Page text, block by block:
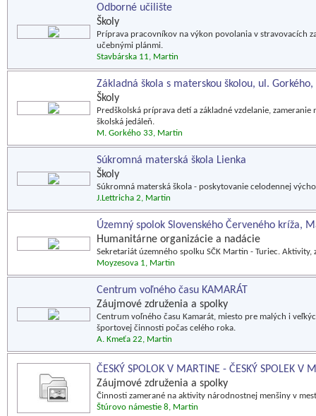
Odborné učilište
Školy
Príprava pracovníkov na výkon povolania v stravovacích
učebnými plánmi.
Stavbárska 11, Martin
Základná škola s materskou školou, ul.
Školy
Predškolská príprava detí a základné vzdelanie,
školská jedáleň.
M. Gorkého 33, Martin
Súkromná materská škola Lienka
Školy
Súkromná materská škola - poskytovanie celodennej
J.Lettricha 2, Martin
Územný spolok Slovenského Červeného kríža,
Humanitárne organizácie a nadácie
Sekretariát územného spolku SČK Martin - Turiec. Aktivity,
Moyzesova 1, Martin
Centrum voľného času KAMARÁT
Záujmové združenia a spolky
Centrum voľného času Kamarát, miesto pre malých i
športovej činnosti počas celého roka.
A. Kmeťa 22, Martin
ČESKÝ SPOLOK V MARTINE - ČESKÝ SPOLEK V
Záujmové združenia a spolky
Činnosti zamerané na aktivity národnostnej menšiny v
Štúrovo námestie 8, Martin